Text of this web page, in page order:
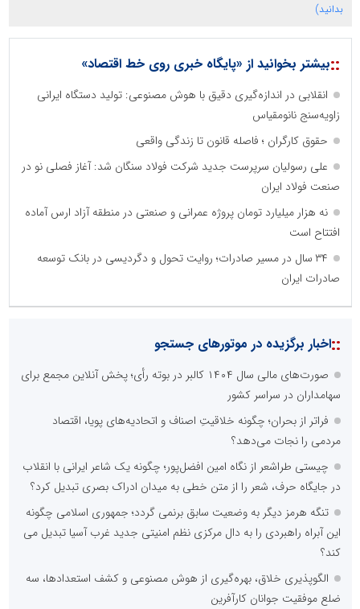
بدانید)
::بیشتر بخوانید از «پایگاه خبری روی خط اقتصاد»
انقلابی در اندازه‌گیری دقیق با هوش مصنوعی: تولید دستگاه ایرانی
زاویه‌سنج نانومقیاس
حقوق کارگران ؛ فاصله قانون تا زندگی واقعی
علی رسولیان سرپرست جدید شرکت فولاد سنگان شد: آغاز فصلی نو در
صنعت فولاد ایران
نه هزار میلیارد تومان پروژه عمرانی و صنعتی در منطقه آزاد ارس آماده
افتتاح است
۳۴ سال در مسیر صادرات؛ روایت تحول و دگردیسی در بانک توسعه
صادرات ایران
::اخبار برگزیده در موتورهای جستجو
صورت‌های مالی سال ۱۴۰۴ کالبر در بوته رأی؛ پخش آنلاین مجمع برای
سهامداران در سراسر کشور
فراتر از بحران؛ چگونه خلاقیتِ اصناف و اتحادیه‌های پویا، اقتصاد
مردمی را نجات می‌دهد؟
چیستی طراشعر از نگاه امین افضل‌پور؛ چگونه یک شاعر ایرانی با انقلاب
در جایگاه حرف، شعر را از متن خطی به میدان ادراک بصری تبدیل کرد؟
تنگه هرمز دیگر به وضعیت سابق برنمی گردد؛ جمهوری اسلامی چگونه
این آبراه راهبردی را به دال مرکزی نظم امنیتی جدید غرب آسیا تبدیل می
کند؟
الگوپذیری خلاق، بهره‌گیری از هوش مصنوعی و کشف استعدادها، سه
ضلع موفقیت جوانان کارآفرین